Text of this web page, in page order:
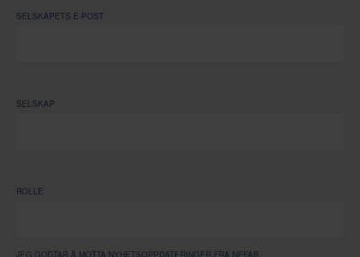
SELSKAPETS E-POST
SELSKAP
ROLLE
JEG GODTAR Å MOTTA NYHETSOPPDATERINGER FRA NEFAB